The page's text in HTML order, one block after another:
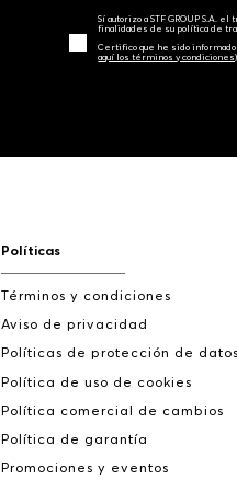
Sí autorizo a STF GROUP S.A.
finalidades de su política de
Certifico que he sido
aquí los términos y condiciones)
Políticas
Términos y condiciones
Aviso de privacidad
Políticas de protección de datos
Política de uso de cookies
Política comercial de cambios
Política de garantía
Promociones y eventos